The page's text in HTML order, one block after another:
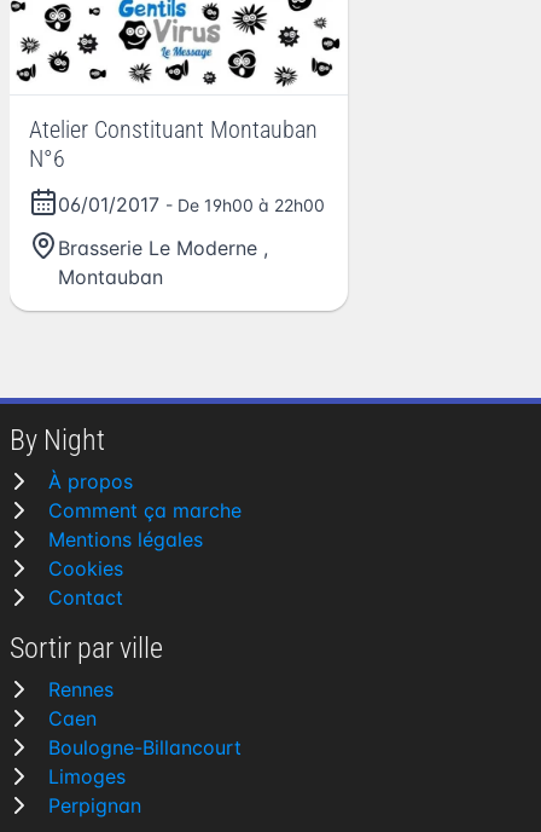
Atelier Constituant Montauban
N°6
06/01/2017 - De 19h00 à 22h00
Brasserie Le Moderne ,
Montauban
By Night
À propos
Comment ça marche
Mentions légales
Cookies
Contact
Sortir par ville
Rennes
Caen
Boulogne-Billancourt
Limoges
Perpignan